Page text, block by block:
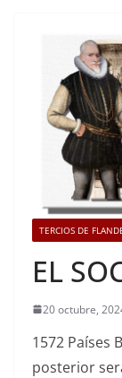
TERCIOS DE
EL
20 octubre,
1572 Países
posterior